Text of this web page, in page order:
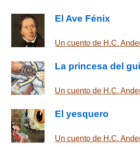
El Ave Fénix
Un cuento de H.C.
La princesa del
Un cuento de H.C.
El yesquero
Un cuento de H.C.